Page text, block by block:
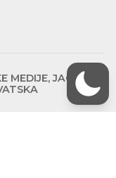
JAGIĆEVA